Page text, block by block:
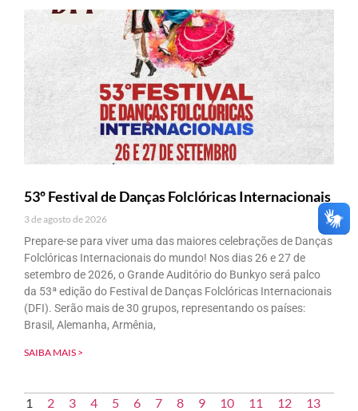
53º Festival de Danças Folclóricas Internacionais
3 de agosto de 2026
Prepare-se para viver uma das maiores celebrações de Danças
Folclóricas Internacionais do mundo! Nos dias 26 e 27 de
setembro de 2026, o Grande Auditório do Bunkyo será palco
da 53ª edição do Festival de Danças Folclóricas Internacionais
(DFI). Serão mais de 30 grupos, representando os países:
Brasil, Alemanha, Armênia,
SAIBA MAIS >
1 2 3 4 5 6 7 8 9 10 11 12
13